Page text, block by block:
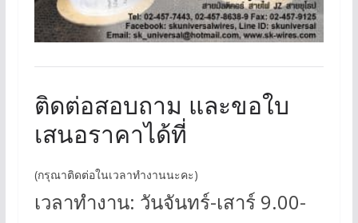
ติดต่อสอบถาม และขอใบ
เสนอราคาได้ที่
(กรุณาติดต่อในเวลาทำงานนะคะ)
เวลาทำงาน: วันจันทร์-เสาร์ 9.00-